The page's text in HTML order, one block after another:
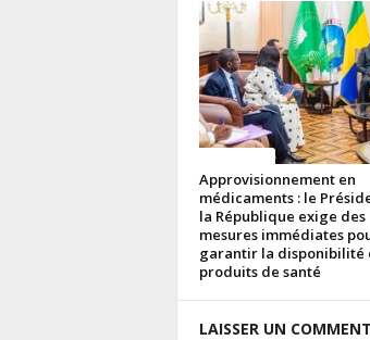
Approvisionnement en
médicaments : le
la République exige des
mesures immédiates
garantir la disponibilité
produits de santé
LAISSER UN